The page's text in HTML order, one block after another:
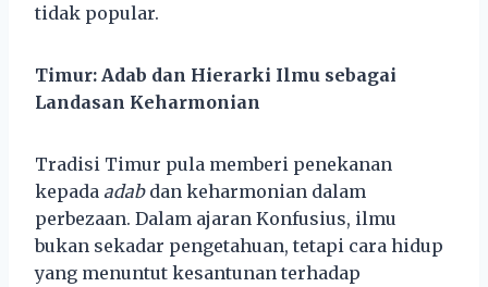
tidak popular.
Timur: Adab dan Hierarki Ilmu sebagai
Landasan Keharmonian
Tradisi Timur pula memberi penekanan
kepada adabdan keharmonian dalam
perbezaan. Dalam ajaran Konfusius, ilmu
bukan sekadar pengetahuan, tetapi cara hidup
yang menuntut kesantunan terhadap